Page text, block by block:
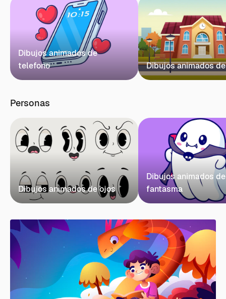
Dibujos animados de
telefono
Dibujos animados
Personas
Dibujos animados de ojos
Dibujos animados de
fantasma